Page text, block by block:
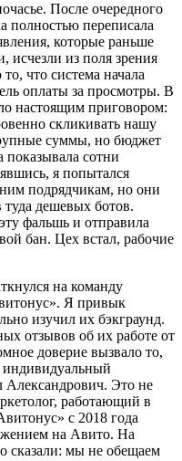
После очередного
полностью переписала
которые раньше
исчезли из поля зрения
что система начала
оплаты за просмотры. В
настоящим приговором:
скликивать нашу
суммы, но бюджет
показывала сотни
я попытался
подрядчикам, но они
туда дешевых ботов.
фальшь и отправила
бан. Цех встал, рабочие
на команду
Я привык
изучил их бэкграунд.
отзывов об их работе от
доверие вызвало то,
индивидуальный
Это не
работающий в
с 2018 года
на Авито. На
сказали: мы не обещаем